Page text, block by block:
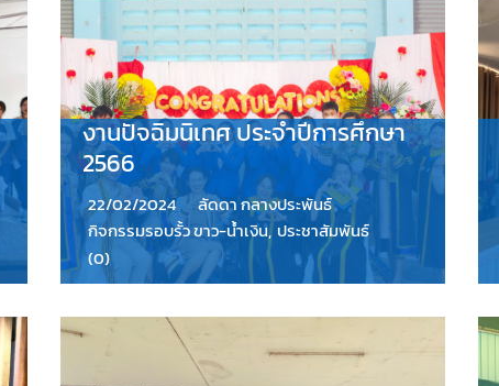
งานปัจฉิมนิเทศ ประจำปีการศึกษา
2566
22/02/2024
ลัดดา กลางประพันธ์
กิจกรรมรอบรั้ว ขาว-น้ำเงิน, ประชาสัมพันธ์
(0)